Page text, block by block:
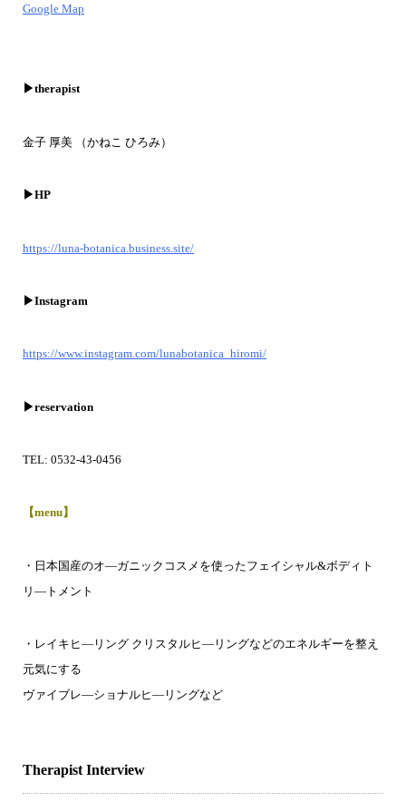
Google Map
▶︎therapist
金子 厚美 （かねこ ひろみ）
▶︎HP
https://luna-botanica.business.site/
▶︎Instagram
https://www.instagram.com/lunabotanica_hiromi/
▶︎reservation
TEL: 0532-43-0456
【menu】
・日本国産のオ―ガニックコスメを使ったフェイシャル&ボディト
リ―トメント
・レイキヒ―リング クリスタルヒ―リングなどのエネルギーを整え
元気にする
ヴァイブレ―ショナルヒ―リングなど
Therapist Interview